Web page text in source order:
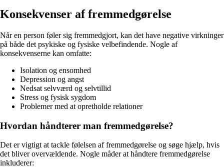
Konsekvenser af fremmedgørelse
Når en person føler sig fremmedgjort, kan det have negative virkninger
på både det psykiske og fysiske velbefindende. Nogle af
konsekvenserne kan omfatte:
Isolation og ensomhed
Depression og angst
Nedsat selvværd og selvtillid
Stress og fysisk sygdom
Problemer med at opretholde relationer
Hvordan håndterer man fremmedgørelse?
Det er vigtigt at tackle følelsen af fremmedgørelse og søge hjælp, hvis
det bliver overvældende. Nogle måder at håndtere fremmedgørelse
inkluderer: